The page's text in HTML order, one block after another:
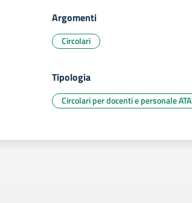
Argomenti
Circolari
Tipologia
Circolari per docenti e personale ATA